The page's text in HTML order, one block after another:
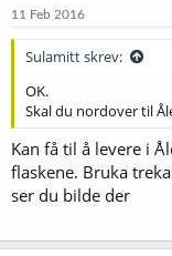
11 Feb 2016
Sulamitt skrev:
OK.
Skal du nordover til
Kan få til å levere i
flaskene. Bruka
ser du bilde der